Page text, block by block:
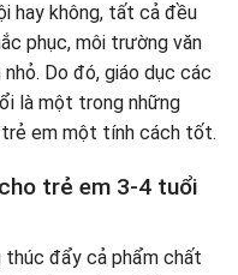
hay không, tất cả đều
phục, môi trường văn
Do đó, giáo dục các
là một trong những
trẻ em một tính cách tốt.
trẻ em 3-4 tuổi
thúc đẩy cả phẩm chất